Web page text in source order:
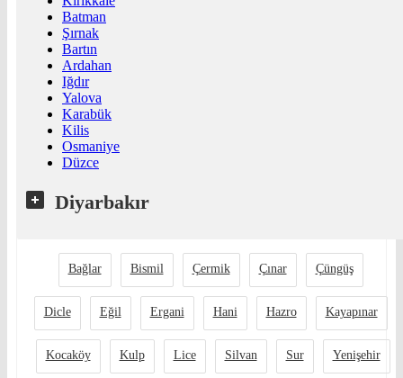
Batman
Şırnak
Bartın
Ardahan
Iğdır
Yalova
Karabük
Kilis
Osmaniye
Düzce
Diyarbakır
Bağlar Bismil Çermik Çınar Çüngüş
Dicle Eğil Ergani Hani Hazro Kayapınar
Kocaköy Kulp Lice Silvan Sur Yenişehir